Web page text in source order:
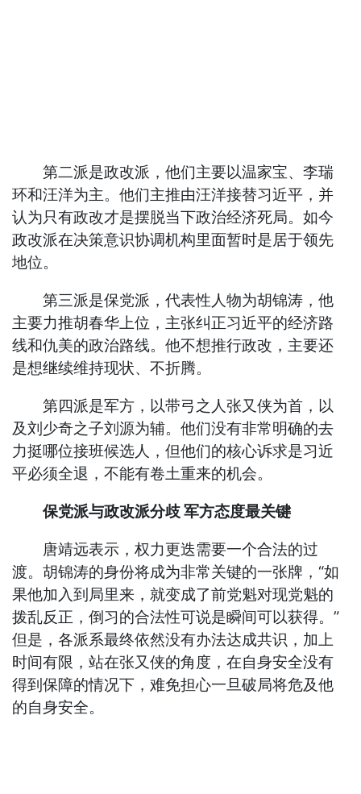
第二派是政改派，他们主要以温家宝、李瑞
环和汪洋为主。他们主推由汪洋接替习近平，并
认为只有政改才是摆脱当下政治经济死局。如今
政改派在决策意识协调机构里面暂时是居于领先
地位。
第三派是保党派，代表性人物为胡锦涛，他
主要力推胡春华上位，主张纠正习近平的经济路
线和仇美的政治路线。他不想推行政改，主要还
是想继续维持现状、不折腾。
第四派是军方，以带弓之人张又侠为首，以
及刘少奇之子刘源为辅。他们没有非常明确的去
力挺哪位接班候选人，但他们的核心诉求是习近
平必须全退，不能有卷土重来的机会。
保党派与政改派分歧 军方态度最关键
唐靖远表示，权力更迭需要一个合法的过
渡。胡锦涛的身份将成为非常关键的一张牌，“如
果他加入到局里来，就变成了前党魁对现党魁的
拨乱反正，倒习的合法性可说是瞬间可以获得。”
但是，各派系最终依然没有办法达成共识，加上
时间有限，站在张又侠的角度，在自身安全没有
得到保障的情况下，难免担心一旦破局将危及他
的自身安全。